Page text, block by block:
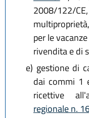
2008/122/
per le
rivendita e di
e) gestione di
dai commi 1
ricettive
regionale n.